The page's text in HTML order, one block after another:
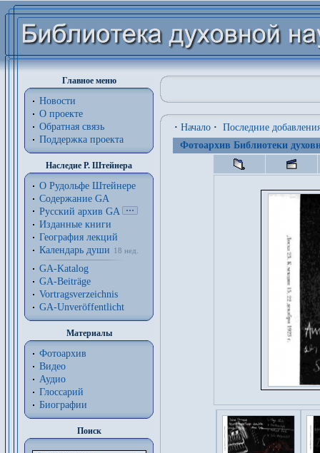
Главное меню
Новости
О проекте
Обратная связь
Поддержка проекта
Наследие Р. Штейнера
О Рудольфе Штейнере
Содержание GA
Русский архив GA
Изданные книги
География лекций
Календарь души
18 нед.
GA-Katalog
GA-Beiträge
Vortragsverzeichnis
GA-Unveröffentlicht
Материалы
Фотоархив
Видео
Аудио
Глоссарий
Биографии
Поиск
· Начало · Последние
Фотоархив Библиотеки